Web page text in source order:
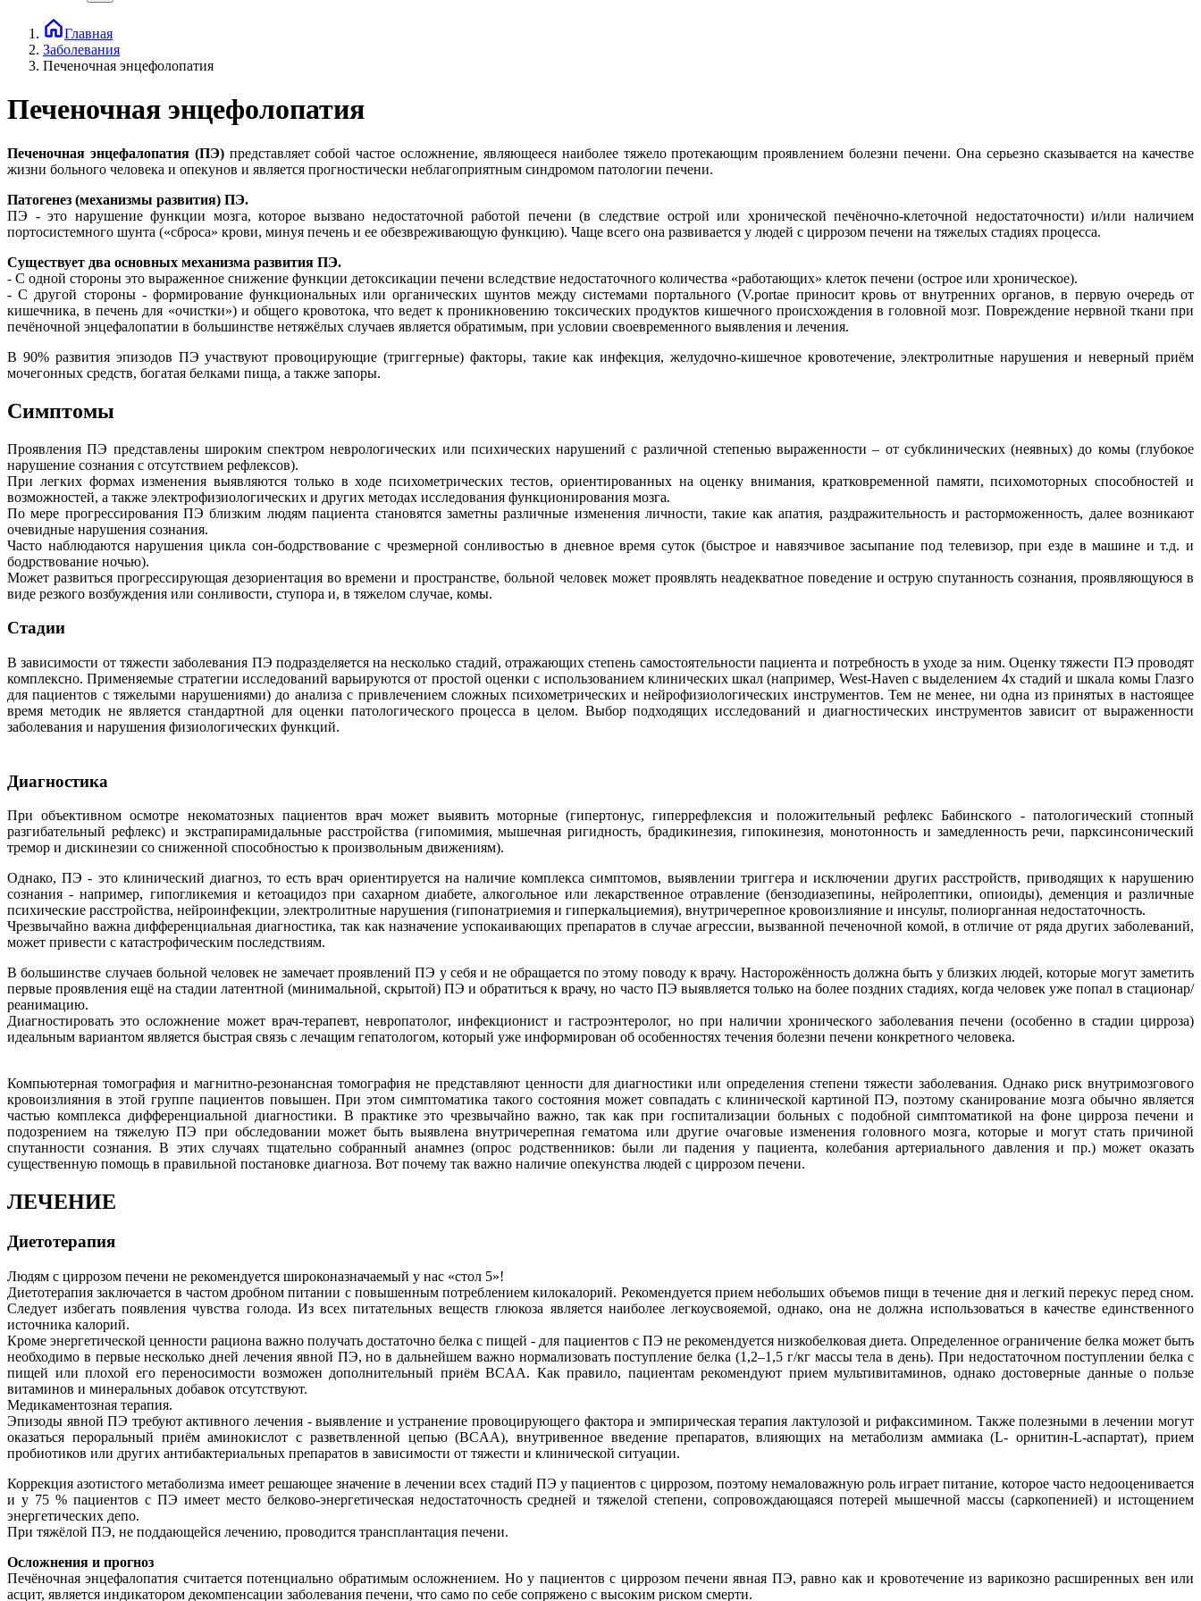
Главная
Заболевания
Печеночная энцефолопатия
Печеночная энцефолопатия
Печеночная энцефалопатия (ПЭ)представляет собой частое осложнение, являющееся наиболее тяжело протекающим проявлением болезни печени. Она серьезно сказывается на качестве
жизни больного человека и опекунов и является прогностически неблагоприятным синдромом патологии печени.
Патогенез (механизмы развития) ПЭ.
ПЭ - это нарушение функции мозга, которое вызвано недостаточной работой печени (в следствие острой или хронической печёночно-клеточной недостаточности) и/или наличием
портосистемного шунта («сброса» крови, минуя печень и ее обезвреживающую функцию). Чаще всего она развивается у людей с циррозом печени на тяжелых стадиях процесса.
Существует два основных механизма развития ПЭ.
- С одной стороны это выраженное снижение функции детоксикации печени вследствие недостаточного количества «работающих» клеток печени (острое или хроническое).
- С другой стороны - формирование функциональных или органических шунтов между системами портального (V.portae приносит кровь от внутренних органов, в первую очередь от
кишечника, в печень для «очистки») и общего кровотока, что ведет к проникновению токсических продуктов кишечного происхождения в головной мозг. Повреждение нервной ткани при
печёночной энцефалопатии в большинстве нетяжёлых случаев является обратимым, при условии своевременного выявления и лечения.
В 90% развития эпизодов ПЭ участвуют провоцирующие (триггерные) факторы, такие как инфекция, желудочно-кишечное кровотечение, электролитные нарушения и неверный приём
мочегонных средств, богатая белками пища, а также запоры.
Симптомы
Проявления ПЭ представлены широким спектром неврологических или психических нарушений с различной степенью выраженности – от субклинических (неявных) до комы (глубокое
нарушение сознания с отсутствием рефлексов).
При легких формах изменения выявляются только в ходе психометрических тестов, ориентированных на оценку внимания, кратковременной памяти, психомоторных способностей и
возможностей, а также электрофизиологических и других методах исследования функционирования мозга.
По мере прогрессирования ПЭ близким людям пациента становятся заметны различные изменения личности, такие как апатия, раздражительность и расторможенность, далее возникают
очевидные нарушения сознания.
Часто наблюдаются нарушения цикла сон-бодрствование с чрезмерной сонливостью в дневное время суток (быстрое и навязчивое засыпание под телевизор, при езде в машине и т.д. и
бодрствование ночью).
Может развиться прогрессирующая дезориентация во времени и пространстве, больной человек может проявлять неадекватное поведение и острую спутанность сознания, проявляющуюся в
виде резкого возбуждения или сонливости, ступора и, в тяжелом случае, комы.
Стадии
В зависимости от тяжести заболевания ПЭ подразделяется на несколько стадий, отражающих степень самостоятельности пациента и потребность в уходе за ним. Оценку тяжести ПЭ проводят
комплексно. Применяемые стратегии исследований варьируются от простой оценки с использованием клинических шкал (например, West-Haven с выделением 4х стадий и шкала комы Глазго
для пациентов с тяжелыми нарушениями) до анализа с привлечением сложных психометрических и нейрофизиологических инструментов. Тем не менее, ни одна из принятых в настоящее
время методик не является стандартной для оценки патологического процесса в целом. Выбор подходящих исследований и диагностических инструментов зависит от выраженности
заболевания и нарушения физиологических функций.
Диагностика
При объективном осмотре некоматозных пациентов врач может выявить моторные (гипертонус, гиперрефлексия и положительный рефлекс Бабинского - патологический стопный
разгибательный рефлекс) и экстрапирамидальные расстройства (гипомимия, мышечная ригидность, брадикинезия, гипокинезия, монотонность и замедленность речи, парксинсонический
тремор и дискинезии со сниженной способностью к произвольным движениям).
Однако, ПЭ - это клинический диагноз, то есть врач ориентируется на наличие комплекса симптомов, выявлении триггера и исключении других расстройств, приводящих к нарушению
сознания - например, гипогликемия и кетоацидоз при сахарном диабете, алкогольное или лекарственное отравление (бензодиазепины, нейролептики, опиоиды), деменция и различные
психические расстройства, нейроинфекции, электролитные нарушения (гипонатриемия и гиперкальциемия), внутричерепное кровоизлияние и инсульт, полиорганная недостаточность.
Чрезвычайно важна дифференциальная диагностика, так как назначение успокаивающих препаратов в случае агрессии, вызванной печеночной комой, в отличие от ряда других заболеваний,
может привести с катастрофическим последствиям.
В большинстве случаев больной человек не замечает проявлений ПЭ у себя и не обращается по этому поводу к врачу. Насторожённость должна быть у близких людей, которые могут заметить
первые проявления ещё на стадии латентной (минимальной, скрытой) ПЭ и обратиться к врачу, но часто ПЭ выявляется только на более поздних стадиях, когда человек уже попал в стационар/
реанимацию.
Диагностировать это осложнение может врач-терапевт, невропатолог, инфекционист и гастроэнтеролог, но при наличии хронического заболевания печени (особенно в стадии цирроза)
идеальным вариантом является быстрая связь с лечащим гепатологом, который уже информирован об особенностях течения болезни печени конкретного человека.
Компьютерная томография и магнитно-резонансная томография не представляют ценности для диагностики или определения степени тяжести заболевания. Однако риск внутримозгового
кровоизлияния в этой группе пациентов повышен. При этом симптоматика такого состояния может совпадать с клинической картиной ПЭ, поэтому сканирование мозга обычно является
частью комплекса дифференциальной диагностики. В практике это чрезвычайно важно, так как при госпитализации больных с подобной симптоматикой на фоне цирроза печени и
подозрением на тяжелую ПЭ при обследовании может быть выявлена внутричерепная гематома или другие очаговые изменения головного мозга, которые и могут стать причиной
спутанности сознания. В этих случаях тщательно собранный анамнез (опрос родственников: были ли падения у пациента, колебания артериального давления и пр.) может оказать
существенную помощь в правильной постановке диагноза. Вот почему так важно наличие опекунства людей с циррозом печени.
ЛЕЧЕНИЕ
Диетотерапия
Людям с циррозом печени не рекомендуется широконазначаемый у нас «стол 5»!
Диетотерапия заключается в частом дробном питании с повышенным потреблением килокалорий. Рекомендуется прием небольших объемов пищи в течение дня и легкий перекус перед сном.
Следует избегать появления чувства голода. Из всех питательных веществ глюкоза является наиболее легкоусвояемой, однако, она не должна использоваться в качестве единственного
источника калорий.
Кроме энергетической ценности рациона важно получать достаточно белка с пищей - для пациентов с ПЭ не рекомендуется низкобелковая диета. Определенное ограничение белка может быть
необходимо в первые несколько дней лечения явной ПЭ, но в дальнейшем важно нормализовать поступление белка (1,2–1,5 г/кг массы тела в день). При недостаточном поступлении белка с
пищей или плохой его переносимости возможен дополнительный приём BCAA. Как правило, пациентам рекомендуют прием мультивитаминов, однако достоверные данные о пользе
витаминов и минеральных добавок отсутствуют.
Медикаментозная терапия.
Эпизоды явной ПЭ требуют активного лечения - выявление и устранение провоцирующего фактора и эмпирическая терапия лактулозой и рифаксимином. Также полезными в лечении могут
оказаться пероральный приём аминокислот с разветвленной цепью (BCAA), внутривенное введение препаратов, влияющих на метаболизм аммиака (L- орнитин-L-аспартат), прием
пробиотиков или других антибактериальных препаратов в зависимости от тяжести и клинической ситуации.
Коррекция азотистого метаболизма имеет решающее значение в лечении всех стадий ПЭ у пациентов с циррозом, поэтому немаловажную роль играет питание, которое часто недооценивается
и у 75 % пациентов с ПЭ имеет место белково-энергетическая недостаточность средней и тяжелой степени, сопровождающаяся потерей мышечной массы (саркопенией) и истощением
энергетических депо.
При тяжёлой ПЭ, не поддающейся лечению, проводится трансплантация печени.
Осложнения и прогноз
Печёночная энцефалопатия считается потенциально обратимым осложнением. Но у пациентов с циррозом печени явная ПЭ, равно как и кровотечение из варикозно расширенных вен или
асцит, является индикатором декомпенсации заболевания печени, что само по себе сопряжено с высоким риском смерти.